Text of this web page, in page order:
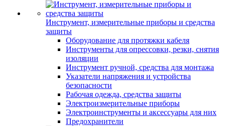
Инструмент, измерительные приборы и средства
защиты
Оборудование для протяжки кабеля
Инструменты для опрессовки, резки, снятия
изоляции
Инструмент ручной, средства для монтажа
Указатели напряжения и устройства
безопасности
Рабочая одежда, средства защиты
Электроизмерительные приборы
Электроинструменты и аксессуары для них
Предохранители